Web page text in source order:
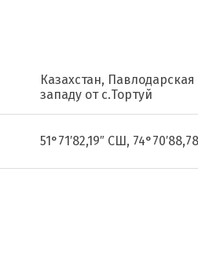
Казахстан,
западу от с.Тортуй
51°71′82,19″ СШ,